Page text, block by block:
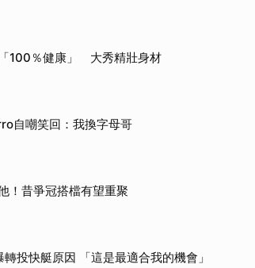
100％健康」 大秀精壯身材
自嘲笑回：我換字母哥
！昔爭冠搭檔有望重聚
投快艇原因 「這是最適合我的機會」